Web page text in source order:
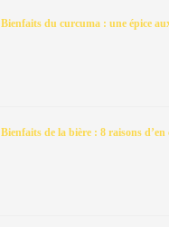
Bienfaits du curcuma : une épice
Bienfaits de la bière : 8 raisons d’en